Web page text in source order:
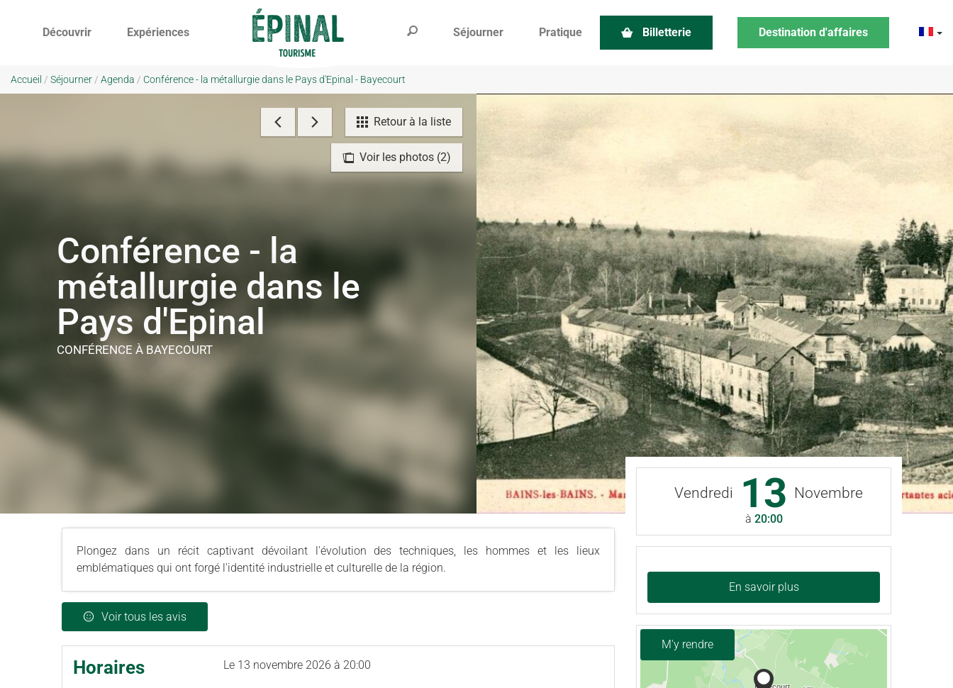
Découvrir Expériences Séjourner Pratique Billetterie Destination d'affaires
Accueil / Séjourner / Agenda / Conférence - la métallurgie dans le Pays d'Epinal - Bayecourt
Retour à la liste
Voir les photos (2)
Conférence - la
métallurgie dans le
Pays d'Epinal
CONFÉRENCE À BAYECOURT
Plongez dans un récit captivant dévoilant l'évolution des techniques, les hommes et les lieux
emblématiques qui ont forgé l'identité industrielle et culturelle de la région.
Voir tous les avis
Horaires Le 13 novembre 2026 à 20:00
Vendredi 13 Novembre
à 20:00
En savoir plus
M'y rendre